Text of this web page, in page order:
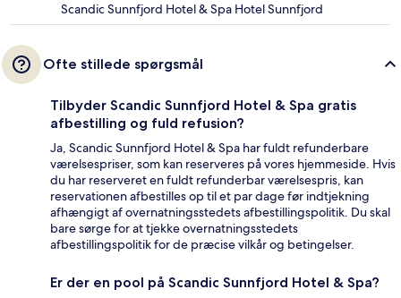
Scandic Sunnfjord Hotel & Spa Hotel Sunnfjord
Ofte stillede spørgsmål
Tilbyder Scandic Sunnfjord Hotel & Spa gratis
afbestilling og fuld refusion?
Ja, Scandic Sunnfjord Hotel & Spa har fuldt refunderbare
værelsespriser, som kan reserveres på vores hjemmeside. Hvis
du har reserveret en fuldt refunderbar værelsespris, kan
reservationen afbestilles op til et par dage før indtjekning
afhængigt af overnatningsstedets afbestillingspolitik. Du skal
bare sørge for at tjekke overnatningsstedets
afbestillingspolitik for de præcise vilkår og betingelser.
Er der en pool på Scandic Sunnfjord Hotel & Spa?